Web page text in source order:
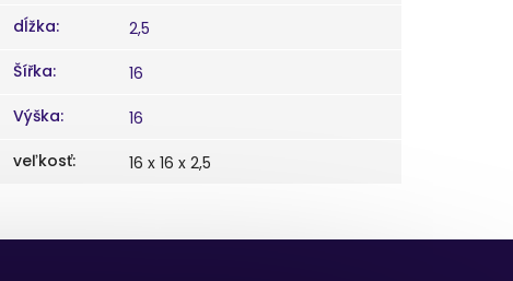
dĺžka:
2,5
Šířka:
16
Výška:
16
veľkosť: 16 x 16 x 2,5